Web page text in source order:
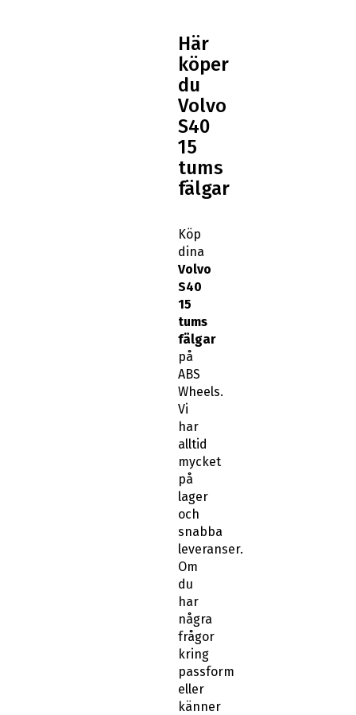
Här
köper
du
Volvo
S40
15
tums
fälgar
Köp
dina
Volvo
S40
15
tums
fälgar
på
ABS
Wheels.
Vi
har
alltid
mycket
på
lager
och
snabba
leveranser.
Om
du
har
några
frågor
kring
passform
eller
känner